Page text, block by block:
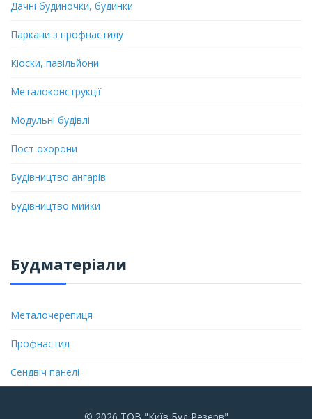
Дачні будиночки, будинки
Паркани з профнастилу
Кіоски, павільйони
Металоконструкції
Модульні будівлі
Пост охорони
Будівництво ангарів
Будівництво мийки
Будматеріали
Металочерепиця
Профнастил
Сендвіч панелі